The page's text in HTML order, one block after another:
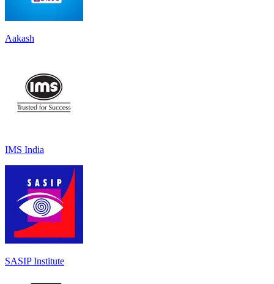
Aakash
IMS India
SASIP Institute